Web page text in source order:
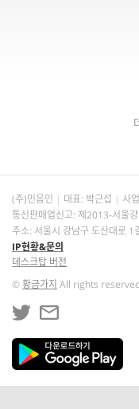
(주)민음인 대표: 박근섭 사
통신판매업신고: 제2013-서울
주소: 서울시 강남구 도산대로 1
IP현황&문의
데스크탑 버전
©황금가지 All rights